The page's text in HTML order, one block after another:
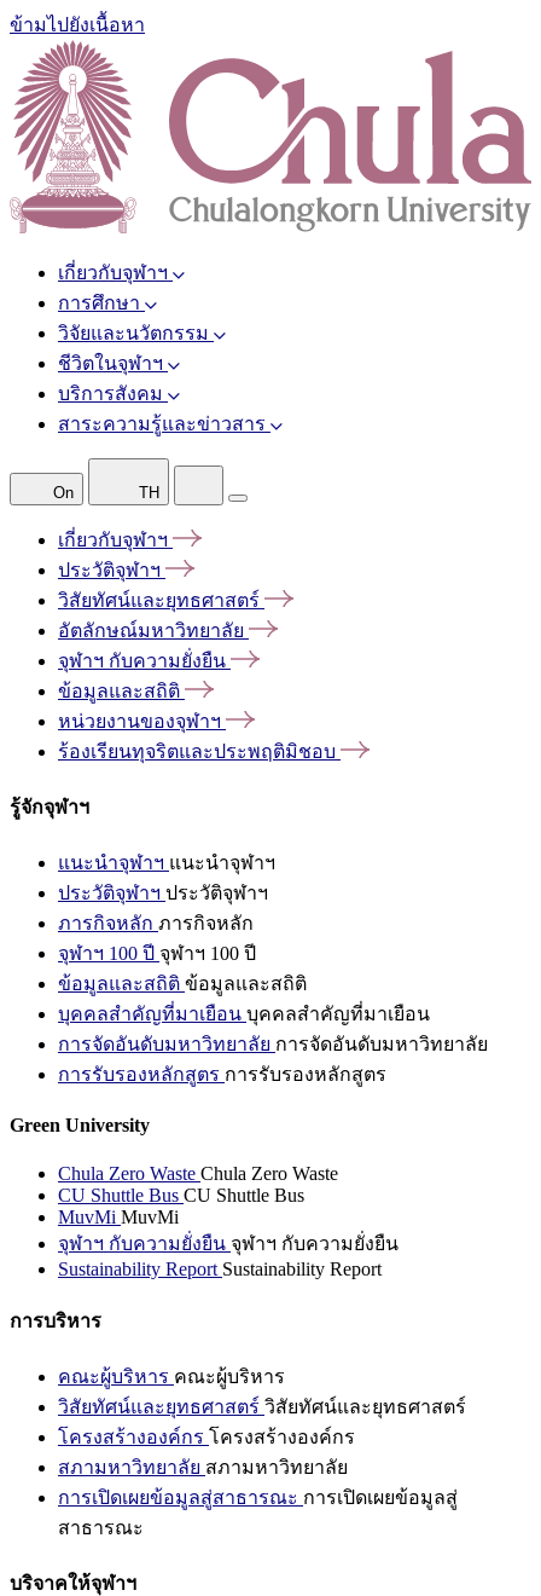
ข้ามไปยังเนื้อหา
เกี่ยวกับจุฬาฯ
การศึกษา
วิจัยและนวัตกรรม
ชีวิตในจุฬาฯ
บริการสังคม
สาระความรู้และข่าวสาร
On TH
เกี่ยวกับจุฬาฯ
ประวัติจุฬาฯ
วิสัยทัศน์และยุทธศาสตร์
อัตลักษณ์มหาวิทยาลัย
จุฬาฯ กับความยั่งยืน
ข้อมูลและสถิติ
หน่วยงานของจุฬาฯ
ร้องเรียนทุจริตและประพฤติมิชอบ
รู้จักจุฬาฯ
แนะนำจุฬาฯ แนะนำจุฬาฯ
ประวัติจุฬาฯ ประวัติจุฬาฯ
ภารกิจหลัก ภารกิจหลัก
จุฬาฯ 100 ปี จุฬาฯ 100 ปี
ข้อมูลและสถิติ ข้อมูลและสถิติ
บุคคลสำคัญที่มาเยือน บุคคลสำคัญที่มาเยือน
การจัดอันดับมหาวิทยาลัย การจัดอันดับมหาวิทยาลัย
การรับรองหลักสูตร การรับรองหลักสูตร
Green University
Chula Zero Waste Chula Zero Waste
CU Shuttle Bus CU Shuttle Bus
MuvMi MuvMi
จุฬาฯ กับความยั่งยืน จุฬาฯ กับความยั่งยืน
Sustainability Report Sustainability Report
การบริหาร
คณะผู้บริหาร คณะผู้บริหาร
วิสัยทัศน์และยุทธศาสตร์ วิสัยทัศน์และยุทธศาสตร์
โครงสร้างองค์กร โครงสร้างองค์กร
สภามหาวิทยาลัย สภามหาวิทยาลัย
การเปิดเผยข้อมูลสู่สาธารณะ การเปิดเผยข้อมูลสู่
สาธารณะ
บริจาคให้จุฬาฯ